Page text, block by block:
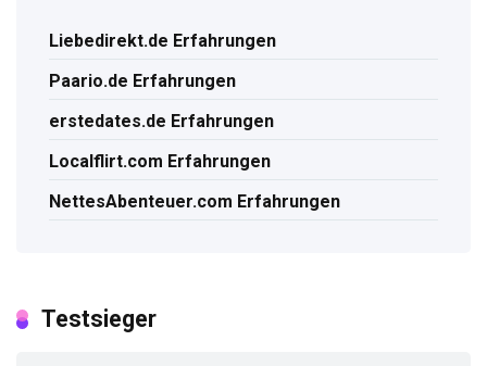
Liebedirekt.de Erfahrungen
Paario.de Erfahrungen
erstedates.de Erfahrungen
Localflirt.com Erfahrungen
NettesAbenteuer.com Erfahrungen
Testsieger